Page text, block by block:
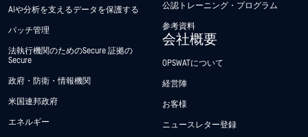
AIや分析を支えるデータを保護する
パッチ管理
法執行機関のためのSecure 証拠の
Secure
政府・防衛・情報機関
米国連邦政府
エネルギー
公認トレーニング・プログラム
参考資料
会社概要
OPSWATについて
経営陣
お客様
ニュースレター登録